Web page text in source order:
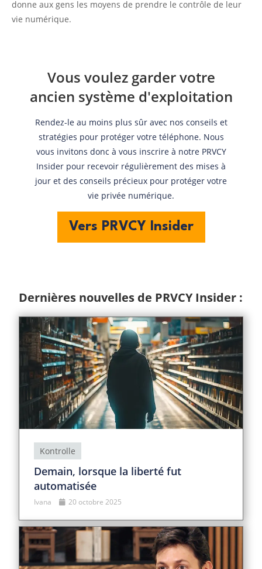
donne aux gens les moyens de prendre le contrôle de leur
vie numérique.
Vous voulez garder votre
ancien système d'exploitation
Rendez-le au moins plus sûr avec nos conseils et
stratégies pour protéger votre téléphone. Nous
vous invitons donc à vous inscrire à notre PRVCY
Insider pour recevoir régulièrement des mises à
jour et des conseils précieux pour protéger votre
vie privée numérique.
Vers PRVCY Insider
Dernières nouvelles de PRVCY Insider :
Kontrolle
Demain, lorsque la liberté fut
automatisée
Ivana 20 octobre 2025